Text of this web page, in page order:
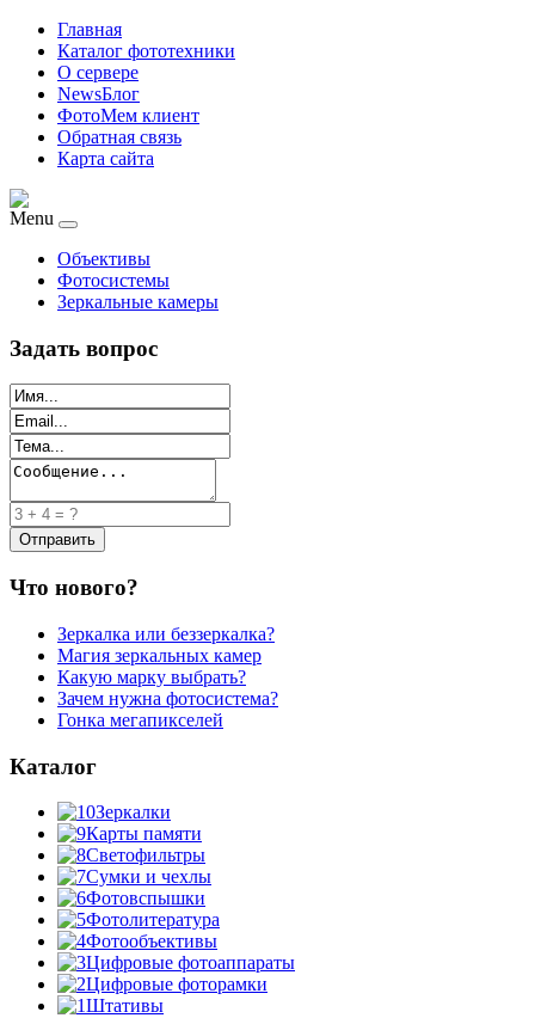
Главная
Каталог фототехники
О сервере
NewsБлог
ФотоМем клиент
Обратная связь
Карта сайта
Menu
Объективы
Фотосистемы
Зеркальные камеры
Задать вопрос
Что нового?
Зеркалка или беззеркалка?
Магия зеркальных камер
Какую марку выбрать?
Зачем нужна фотосистема?
Гонка мегапикселей
Каталог
Зеркалки
Карты памяти
Светофильтры
Сумки и чехлы
Фотовспышки
Фотолитература
Фотообъективы
Цифровые фотоаппараты
Цифровые фоторамки
Штативы